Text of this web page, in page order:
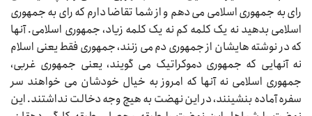
رای به جمهوری اسلامی می‌‌‌ دهم و از شما تقاضا دارم که رای به جمهوری
اسلامی بدهید نه یک کلمه کم نه یک کلمه زیاد، جمهوری اسلامی. آنها
که در نوشته‌‌‌ هایشان از جمهوری دم می‌‌‌ زنند، جمهوری فقط یعنی اسلام
نه آنهایی که جمهوری دموکراتیک می‌‌‌ گویند، یعنی جمهوری غربی،
جمهوری اسلامی نه آنها که امروز به خیال خودشان می‌‌‌ خواهند سر
سفره آماده بنشینند، در این نهضت به هیچ وجه دخالت نداشتند. این